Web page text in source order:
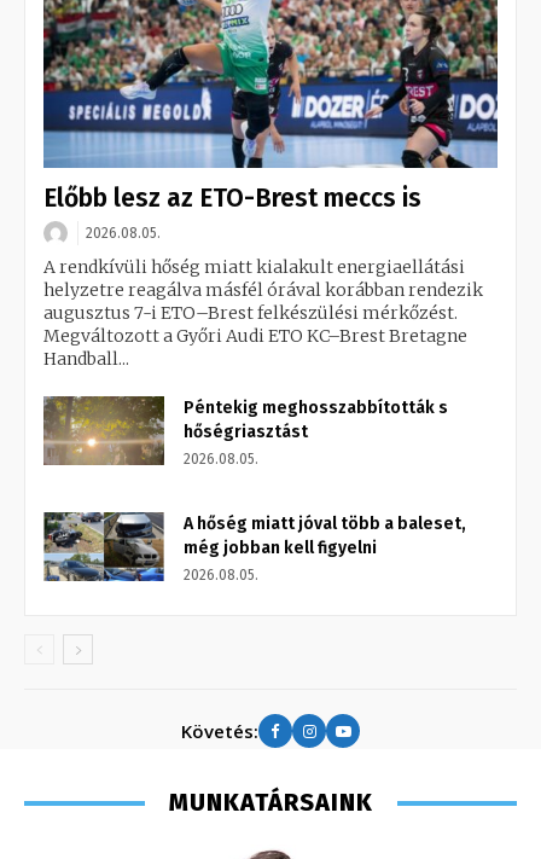
Előbb lesz az ETO-Brest meccs is
2026.08.05.
A rendkívüli hőség miatt kialakult energiaellátási
helyzetre reagálva másfél órával korábban rendezik
augusztus 7-i ETO–Brest felkészülési mérkőzést.
Megváltozott a Győri Audi ETO KC–Brest Bretagne
Handball...
Péntekig meghosszabbították s
hőségriasztást
2026.08.05.
A hőség miatt jóval több a baleset,
még jobban kell figyelni
2026.08.05.
Követés:
MUNKATÁRSAINK